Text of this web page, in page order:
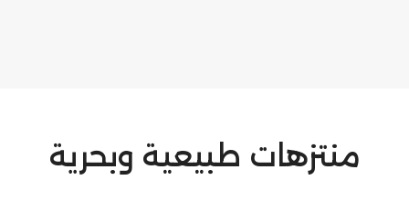
منتزهات طبيعية وبحرية